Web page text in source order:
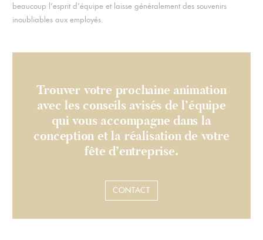
beaucoup l’esprit d’équipe et laisse généralement des souvenirs
inoubliables aux employés.
Trouver votre prochaine animation
avec les conseils avisés de l’équipe
qui vous accompagne dans la
conception et la réalisation de votre
fête d’entreprise.
CONTACT